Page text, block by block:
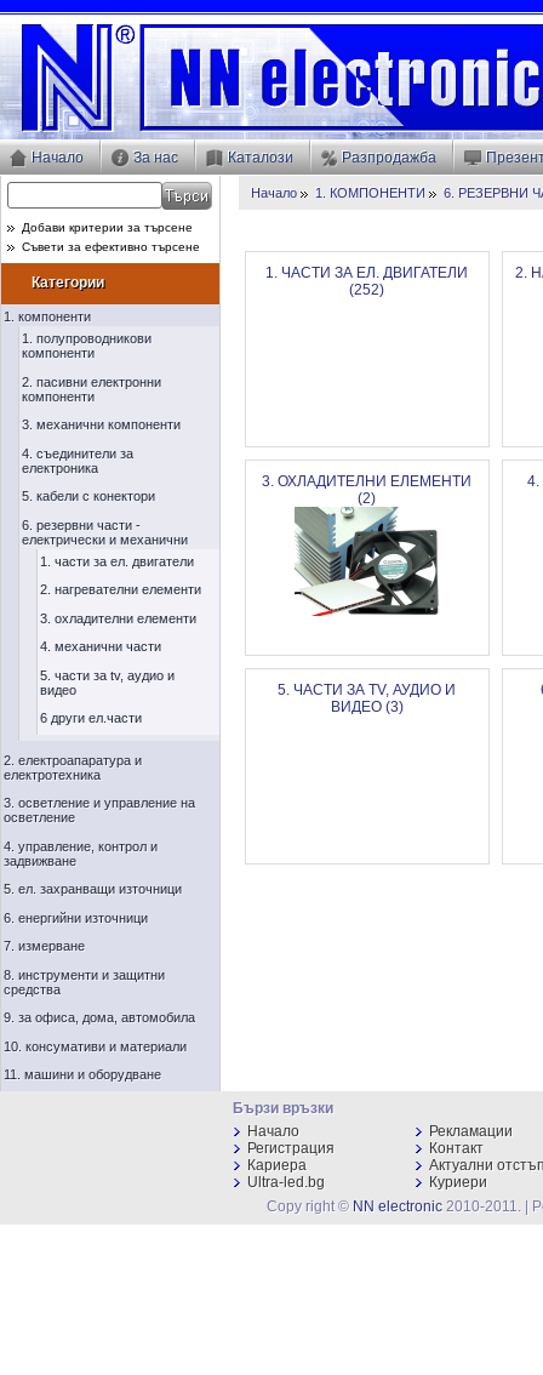
Начало За нас Каталози Разпродажба
Добави критерии за търсене
Съвети за ефективно търсене
Категории
1. компоненти
1. полупроводникови
компоненти
2. пасивни електронни
компоненти
3. механични компоненти
4. съединители за
електроника
5. кабели с конектори
6. резервни части -
електрически и механични
1. части за ел. двигатели
2. нагревателни елементи
3. охладителни елементи
4. механични части
5. части за tv, аудио и
видео
6 други ел.части
2. електроапаратура и
електротехника
3. осветление и управление на
осветление
4. управление, контрол и
задвижване
5. ел. захранващи източници
6. енергийни източници
7. измерване
8. инструменти и защитни
средства
9. за офиса, дома, автомобила
10. консумативи и материали
11. машини и оборудване
Начало 1. КОМПОНЕНТИ 6. РЕЗЕРВНИ
1. ЧАСТИ ЗА ЕЛ. ДВИГАТЕЛИ
(252)
2.
3. ОХЛАДИТЕЛНИ ЕЛЕМЕНТИ
(2)
5. ЧАСТИ ЗА TV, АУДИО И
ВИДЕО (3)
Бързи връзки
Начало
Рекламации
Регистрация
Контакт
Кариера
Актуални
Ultra-led.bg
Куриери
Copy right © NN electronic 2010-2011. |